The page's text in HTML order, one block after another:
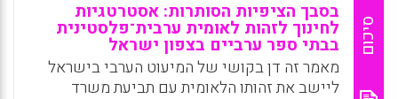
התלמידים ובקושי להתמודד עם אופייה
האסוציאטיבי. היוזמה הפדגוגית מפתחת הצעה
להבניית לימוד המשנה בקטגוריות מובחנות תוך
הדגשת היבטים ערכיים ושלבי למידה עצמית,
סיכום
בסבך הציפיות הסותרות: אסטרטגיות
לחינוך לזהות לאומית ערבית־פלסטינית
בבתי ספר ערביים בצפון ישראל
מאמר זה דן בקושי של המיעוט הערבי בישראל
ליישב את זהותו הלאומית עם תביעת משרד